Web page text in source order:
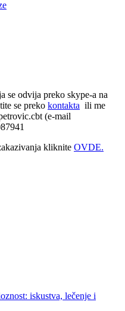
se odvija preko skype-a na
se preko kontakta ili me
(e-mail
kliknite OVDE.
iskustva, lečenje i